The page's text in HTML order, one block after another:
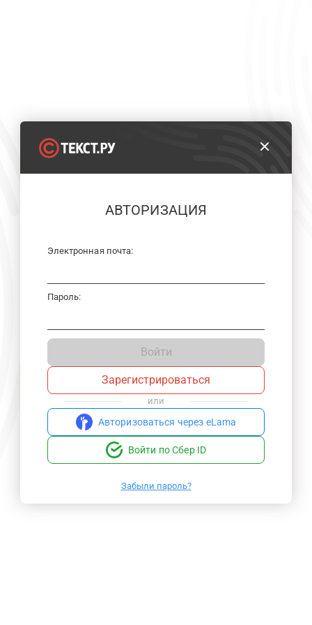
АВТОРИЗАЦИЯ
Электронная почта:
Пароль:
Войти
Зарегистрироваться
или
Авторизоваться через eLama
Войти по Сбер ID
Забыли пароль?